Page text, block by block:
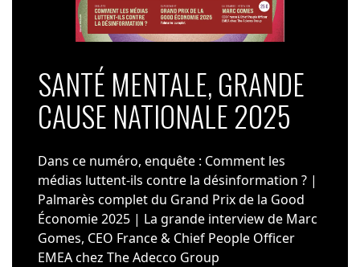
SANTÉ MENTALE, GRANDE
CAUSE NATIONALE 2025
Dans ce numéro, enquête : Comment les
médias luttent-ils contre la désinformation ? |
Palmarès complet du Grand Prix de la Good
Économie 2025 | La grande interview de Marc
Gomes, CEO France & Chief People Officer
EMEA chez The Adecco Group